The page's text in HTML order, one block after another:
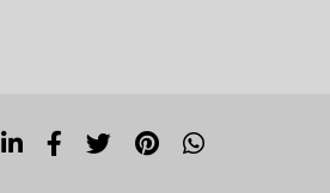
Top ricerche